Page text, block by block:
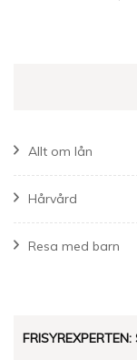
Allt om lån
Hårvård
Resa med barn